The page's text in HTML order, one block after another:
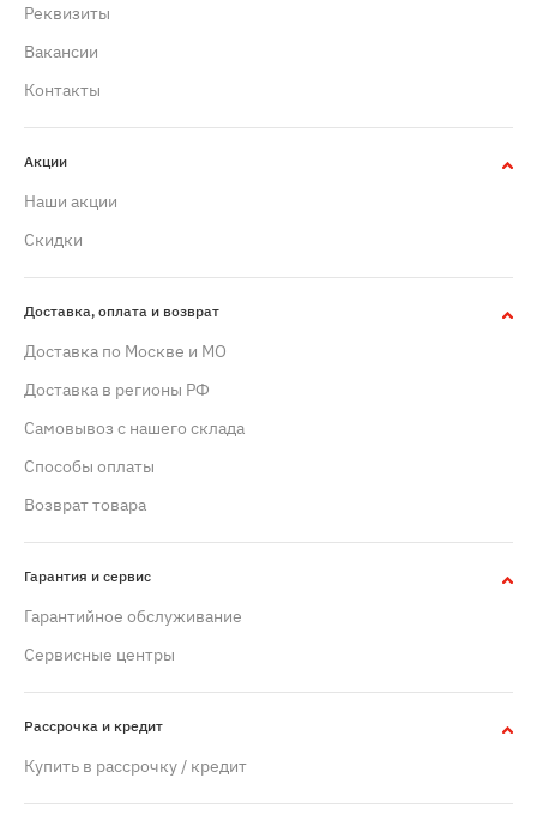
Реквизиты
Вакансии
Контакты
Акции
Наши акции
Скидки
Доставка, оплата и возврат
Доставка по Москве и МО
Доставка в регионы РФ
Самовывоз с нашего склада
Способы оплаты
Возврат товара
Гарантия и сервис
Гарантийное обслуживание
Сервисные центры
Рассрочка и кредит
Купить в рассрочку / кредит